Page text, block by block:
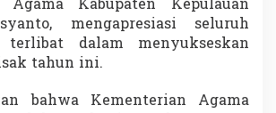
Agama Kabupaten Kepulauan
mengapresiasi seluruh
dalam menyukseskan
tahun ini.
bahwa Kementerian Agama